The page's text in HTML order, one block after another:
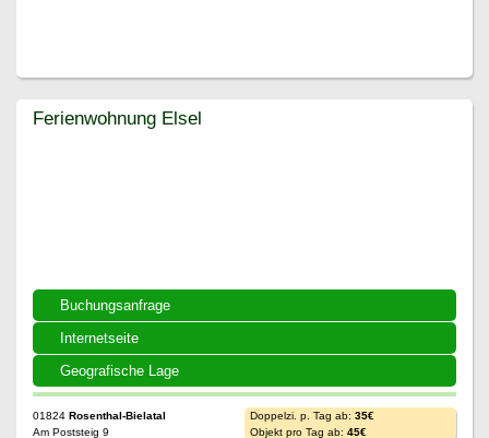
Ferienwohnung Elsel
Buchungsanfrage
Internetseite
Geografische Lage
Ferienwohnung Elsel
01824 Rosenthal-Bielatal
Am Poststeig 9
Doppelzi. p. Tag ab: 35€
Objekt pro Tag ab: 45€